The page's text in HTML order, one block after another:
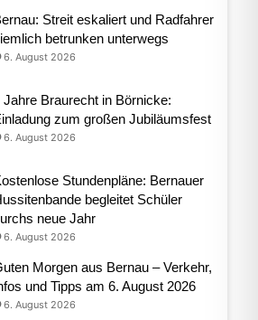
Streit eskaliert und Radfahrer
betrunken unterwegs
6. August 2026
Jahre Braurecht in Börnicke:
zum großen Jubiläumsfest
6. August 2026
Stundenpläne: Bernauer
begleitet Schüler
neue Jahr
6. August 2026
Morgen aus Bernau – Verkehr,
und Tipps am 6. August 2026
6. August 2026